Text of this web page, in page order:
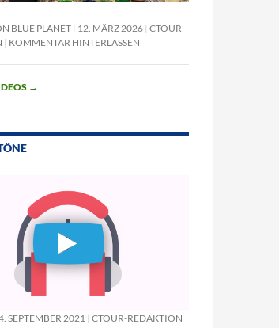
BLUE PLANET 12. MÄRZ 2026 CTOUR-
KOMMENTAR HINTERLASSEN
→
SEPTEMBER 2021 CTOUR-REDAKTION